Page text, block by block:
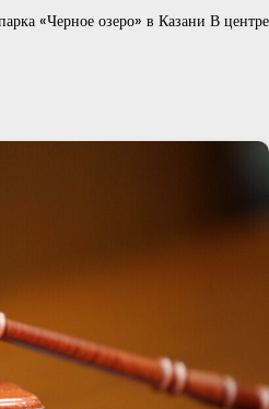
«Черное озеро» в Казани В центре